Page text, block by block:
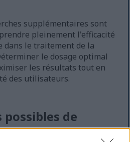
supplémentaires sont
pleinement l'efficacité
dans le traitement de la
le dosage optimal
les résultats tout en
des utilisateurs.
de